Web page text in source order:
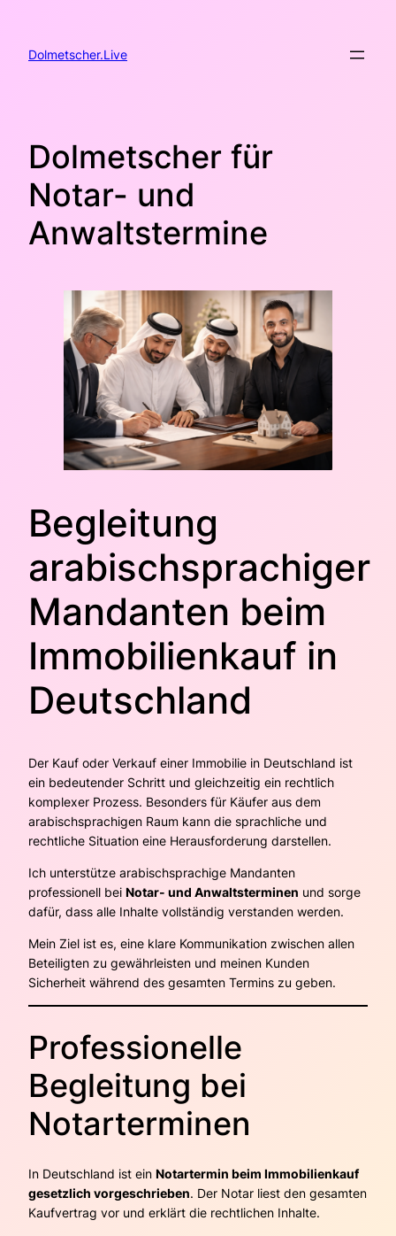
springen
Dolmetscher.Live
Dolmetscher für
Notar- und
Anwaltstermine
Begleitung
arabischsprachiger
Mandanten beim
Immobilienkauf in
Deutschland
Der Kauf oder Verkauf einer Immobilie in Deutschland ist
ein bedeutender Schritt und gleichzeitig ein rechtlich
komplexer Prozess. Besonders für Käufer aus dem
arabischsprachigen Raum kann die sprachliche und
rechtliche Situation eine Herausforderung darstellen.
Ich unterstütze arabischsprachige Mandanten
professionell bei Notar- und Anwaltsterminen und sorge
dafür, dass alle Inhalte vollständig verstanden werden.
Mein Ziel ist es, eine klare Kommunikation zwischen allen
Beteiligten zu gewährleisten und meinen Kunden
Sicherheit während des gesamten Termins zu geben.
Professionelle
Begleitung bei
Notarterminen
In Deutschland ist ein Notartermin beim Immobilienkauf
gesetzlich vorgeschrieben. Der Notar liest den gesamten
Kaufvertrag vor und erklärt die rechtlichen Inhalte.